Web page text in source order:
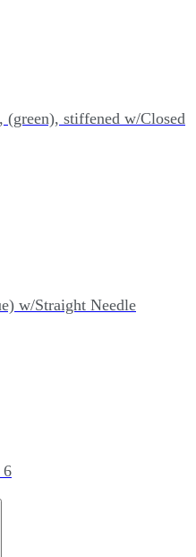
(green), stiffened w/Closed
w/Straight Needle
6